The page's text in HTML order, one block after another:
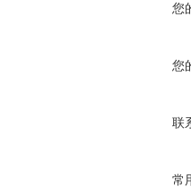
您
您
联
常